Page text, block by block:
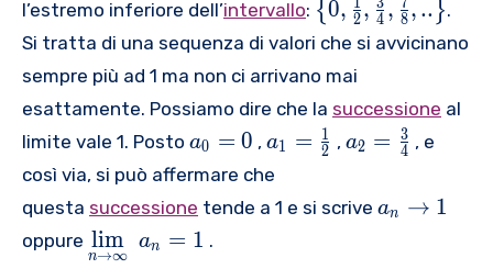
h
t
]
4
}
r
a
c
3
}
{
4
l’estremo inferiore dell’intervallo: \
l
e
f
t
\
{
,
{ 0, 2, 4 , 8 , .. }.
Si tratta di una sequenza di valori che si avvicinano
sempre più ad 1 ma non ci arrivano mai
esattamente. Possiamo dire che la successione al
limite vale 1. Posto {
a
}
_
a0 = 0 ,{
a
}
a1 = 2
1 , {
}
a2 = 4
3 , e
così via, si può affermare che
questa successione tende a 1 e si scrive {
an → 1
oppure \
u
n→∞
lim an = 1 .